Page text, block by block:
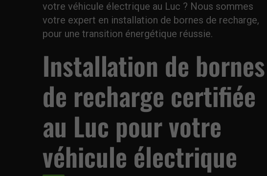
votre véhicule électrique au Luc ? Nous sommes
votre expert en installation de bornes de recharge,
pour une transition énergétique réussie.
Installation de bornes
de recharge certifiée
au Luc pour votre
véhicule électrique